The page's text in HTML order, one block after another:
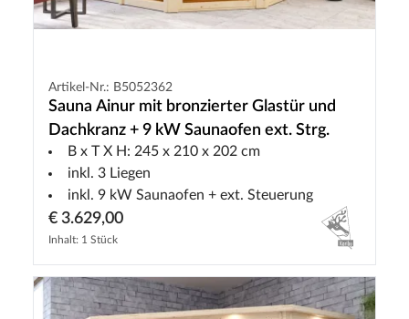
Artikel-Nr.: B5052362
Sauna Ainur mit bronzierter Glastür und
Dachkranz + 9 kW Saunaofen ext. Strg.
B x T X H: 245 x 210 x 202 cm
inkl. 3 Liegen
inkl. 9 kW Saunaofen + ext. Steuerung
€ 3.629,00
Inhalt: 1 Stück